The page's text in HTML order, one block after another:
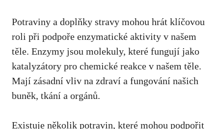
Potraviny a doplňky stravy mohou hrát klíčovou
roli při podpoře enzymatické aktivity v našem
těle. Enzymy jsou molekuly, které fungují jako
katalyzátory pro chemické reakce v našem těle.
Mají zásadní vliv na zdraví a fungování našich
buněk, tkání a orgánů.
Existuje několik potravin, které mohou podpořit